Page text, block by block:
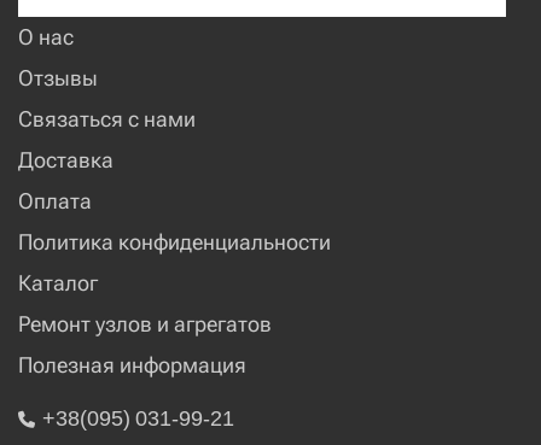
О нас
Отзывы
Связаться с нами
Доставка
Оплата
Политика конфиденциальности
Каталог
Ремонт узлов и агрегатов
Полезная информация
+38(095) 031-99-21